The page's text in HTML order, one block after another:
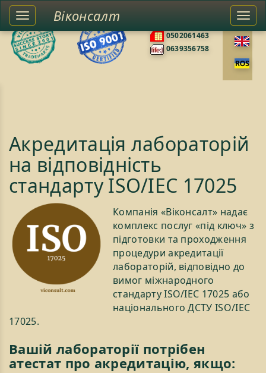
0502061463
0639356758
Toggle
left
sidebar
Віконсалт
Акредитація лабораторій
на відповідність
стандарту ISO/IEC 17025
Компанія «Віконсалт» надає
комплекс послуг «під ключ» з
підготовки та проходження
процедури акредитації
лабораторій, відповідно до
вимог міжнародного
стандарту ISO/IEC 17025 або
національного ДСТУ ISO/ІЕС
17025.
Вашій лабораторії потрібен
атестат про акредитацію, якщо: